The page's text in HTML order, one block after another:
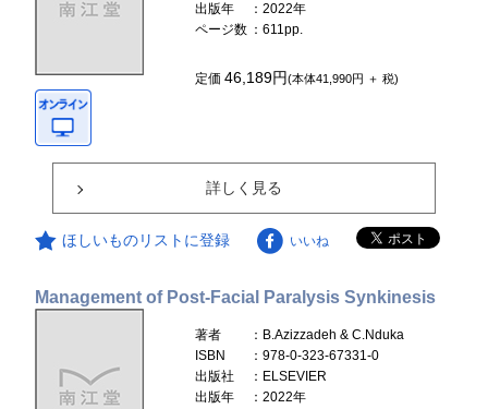
出版年
：2022年
ページ数 ：611pp.
定価46,189円(本体41,990円 ＋ 税)
詳しく見る
ほしいものリストに登録 いいね
Management of Post-Facial Paralysis Synkinesis
著者
：B.Azizzadeh & C.Nduka
ISBN
：978-0-323-67331-0
出版社
：ELSEVIER
出版年
：2022年